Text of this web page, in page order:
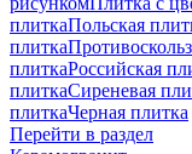
плиткаПольская
плитка
плиткаРоссийская
плиткаСиреневая
плиткаЧерная плитка
Перейти в раздел